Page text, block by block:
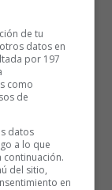
de tu
datos en
por 197
como
de
datos
a lo que
del sitio,
en